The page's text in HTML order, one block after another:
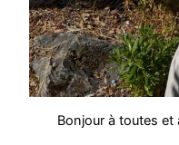
Bonjour à toutes et